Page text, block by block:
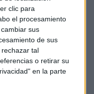
clic para
el procesamiento
sus
de sus
tal
o retirar su
en la parte